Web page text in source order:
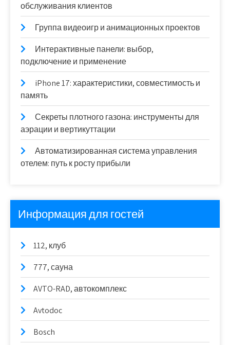
обслуживания клиентов
Группа видеоигр и анимационных проектов
Интерактивные панели: выбор,
подключение и применение
iPhone 17: характеристики, совместимость и
память
Секреты плотного газона: инструменты для
аэрации и вертикуттации
Автоматизированная система управления
отелем: путь к росту прибыли
Информация для гостей
112, клуб
777, сауна
AVTO-RAD, автокомплекс
Avtodoc
Bosch